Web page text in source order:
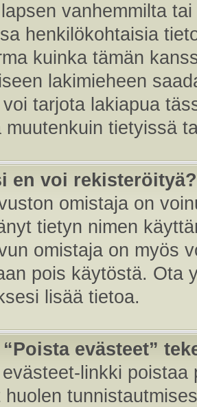
vanhemmilta
henkilökohtaisia
kuinka tämän
lakimieheen
tarjota lakiapua
muutenkuin tietyissä
en voi rekisteröityä?
omistaja on
tietyn nimen
omistaja on myös
pois käytöstä. Ota
lisää tietoa.
evästeet”
linkki
huolen